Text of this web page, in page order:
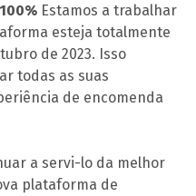
Estamos a trabalhar
esteja totalmente
de 2023. Isso
todas as suas
de encomenda
a servi-lo da melhor
plataforma de